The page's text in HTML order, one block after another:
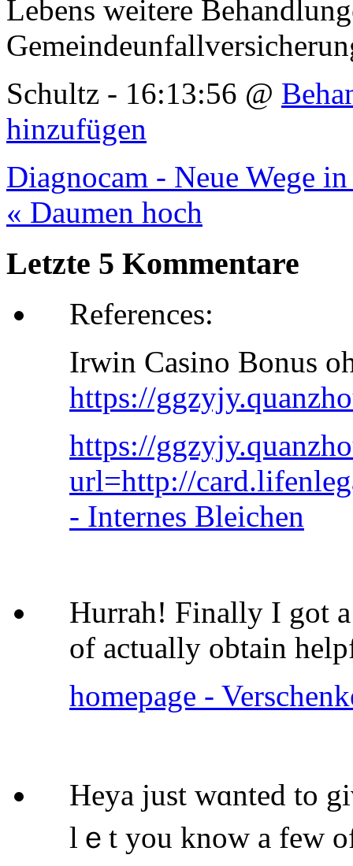
Lebens weitere
Schultz - 16:13:56 @
hinzufügen
Diagnocam - Neue Wege
« Daumen hoch
Letzte 5 Kommentare
References:
Irwin Casino Bonus
https://
https://
url=http://
- Internes Bleichen
Hurrah! Finally I got
of actually obtain
homepage -
Heya just wɑnted to
lｅt you know a few